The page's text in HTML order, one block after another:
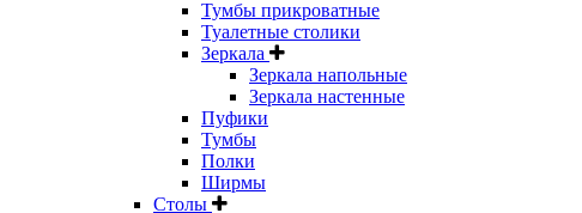
Тумбы прикроватные
Туалетные столики
Зеркала
Зеркала напольные
Зеркала настенные
Пуфики
Тумбы
Полки
Ширмы
Столы